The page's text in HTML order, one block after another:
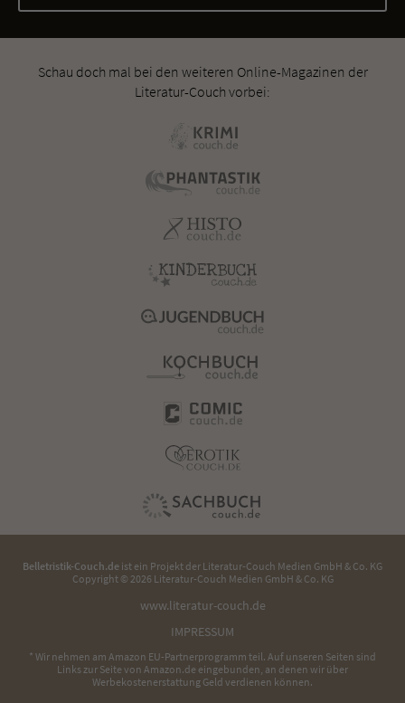
Schau doch mal bei den weiteren Online-Magazinen der
Literatur-Couch vorbei:
Belletristik-Couch.de ist ein Projekt der Literatur-Couch Medien GmbH & Co. KG
Copyright © 2026 Literatur-Couch Medien GmbH & Co. KG
www.literatur-couch.de
IMPRESSUM
* Wir nehmen am Amazon EU-Partnerprogramm teil. Auf unseren Seiten sind
Links zur Seite von Amazon.de eingebunden, an denen wir über
Werbekostenerstattung Geld verdienen können.